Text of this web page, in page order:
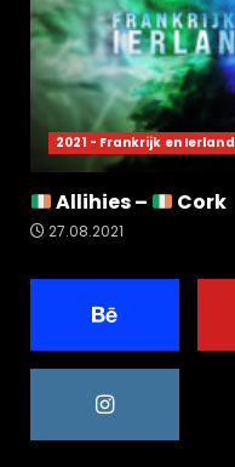
2021 - Frankrijk en Ierland
Allihies – Cork
27.08.2021